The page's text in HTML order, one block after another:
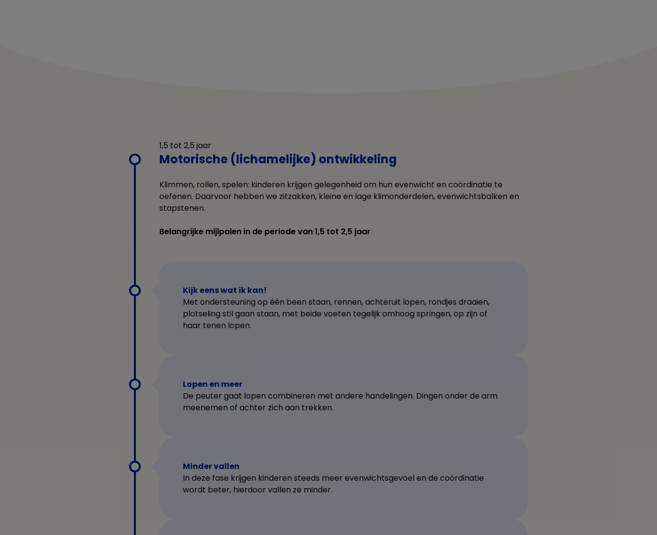
1,5 tot 2,5 jaar
Motorische (lichamelijke) ontwikkeling
Klimmen, rollen, spelen: kinderen krijgen gelegenheid om hun evenwicht en coördinatie te
oefenen. Daarvoor hebben we zitzakken, kleine en lage klimonderdelen, evenwichtsbalken en
stapstenen.
Belangrijke mijlpalen in de periode van 1,5 tot 2,5 jaar
Kijk eens wat ik kan!
Met ondersteuning op één been staan, rennen, achteruit lopen, rondjes draaien,
plotseling stil gaan staan, met beide voeten tegelijk omhoog springen, op zijn of
haar tenen lopen.
Lopen en meer
De peuter gaat lopen combineren met andere handelingen. Dingen onder de arm
meenemen of achter zich aan trekken.
Minder vallen
In deze fase krijgen kinderen steeds meer evenwichtsgevoel en de coördinatie
wordt beter, hierdoor vallen ze minder.